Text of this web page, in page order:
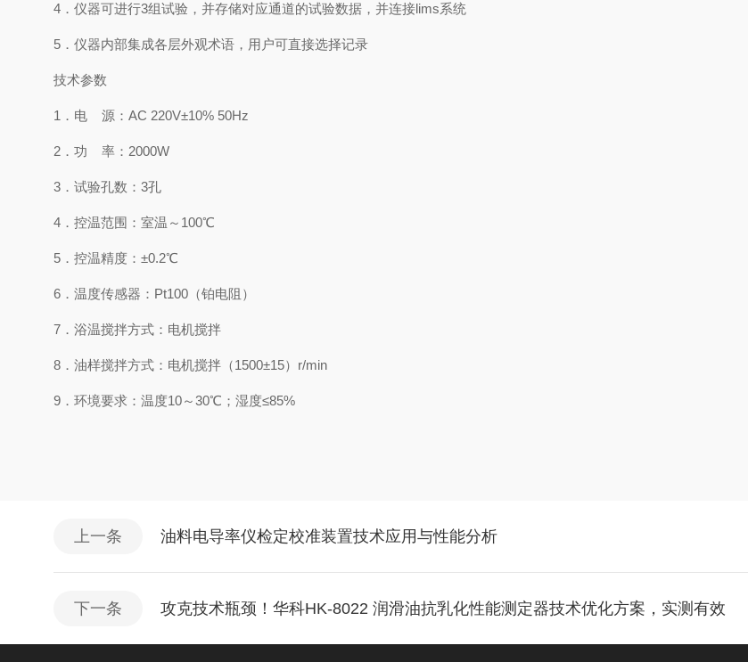
4．仪器可进行3组试验，并存储对应通道的试验数据，并连接lims系统
5．仪器内部集成各层外观术语，用户可直接选择记录
技术参数
1．电 源：AC 220V±10% 50Hz
2．功 率：2000W
3．试验孔数：3孔
4．控温范围：室温～100℃
5．控温精度：±0.2℃
6．温度传感器：Pt100（铂电阻）
7．浴温搅拌方式：电机搅拌
8．油样搅拌方式：电机搅拌（1500±15）r/min
9．环境要求：温度10～30℃；湿度≤85%
上一条 油料电导率仪检定校准装置技术应用与性能分析
下一条 攻克技术瓶颈！华科HK-8022 润滑油抗乳化性能测定器技术优化方案，实测有效